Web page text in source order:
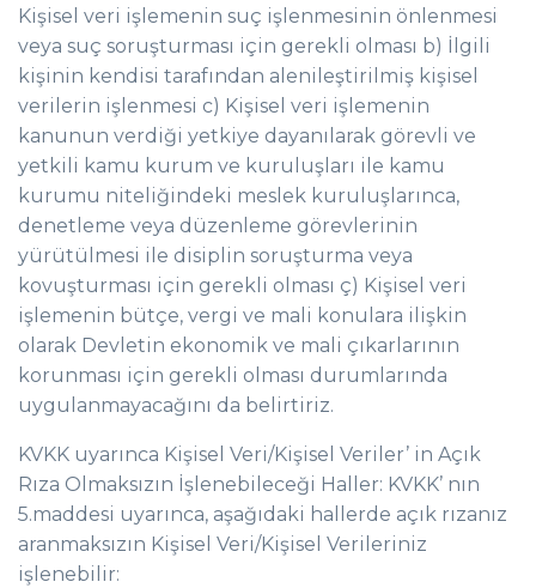
Kişisel veri işlemenin suç işlenmesinin önlenmesi
veya suç soruşturması için gerekli olması b) İlgili
kişinin kendisi tarafından alenileştirilmiş kişisel
verilerin işlenmesi c) Kişisel veri işlemenin
kanunun verdiği yetkiye dayanılarak görevli ve
yetkili kamu kurum ve kuruluşları ile kamu
kurumu niteliğindeki meslek kuruluşlarınca,
denetleme veya düzenleme görevlerinin
yürütülmesi ile disiplin soruşturma veya
kovuşturması için gerekli olması ç) Kişisel veri
işlemenin bütçe, vergi ve mali konulara ilişkin
olarak Devletin ekonomik ve mali çıkarlarının
korunması için gerekli olması durumlarında
uygulanmayacağını da belirtiriz.
KVKK uyarınca Kişisel Veri/Kişisel Veriler’ in Açık
Rıza Olmaksızın İşlenebileceği Haller: KVKK’ nın
5.maddesi uyarınca, aşağıdaki hallerde açık rızanız
aranmaksızın Kişisel Veri/Kişisel Verileriniz
işlenebilir: